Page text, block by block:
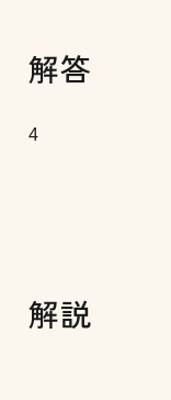
解答
4
解説